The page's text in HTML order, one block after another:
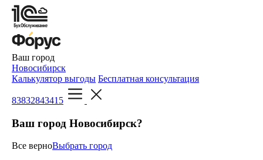
Ваш город
Новосибирск
Калькулятор выгоды Бесплатная консультация
83832843415
Ваш город Новосибирск?
Все верноВыбрать город